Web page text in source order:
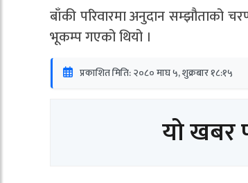
बाँकी परिवारमा अनुदान सम्झौताको
भूकम्प गएको थियो ।
प्रकाशित मिति: २०८० माघ ५, शुक्रबार १८:१५
यो खबर